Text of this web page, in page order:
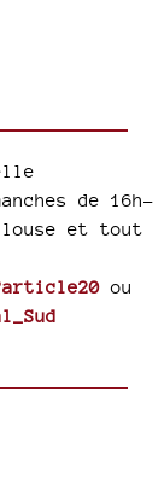
de 16h-
et tout
ou